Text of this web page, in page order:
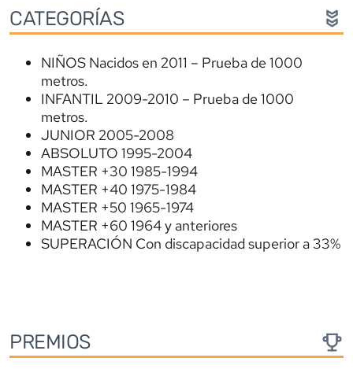
CATEGORÍAS
NIÑOS Nacidos en 2011 – Prueba de 1000
metros.
INFANTIL 2009-2010 – Prueba de 1000
metros.
JUNIOR 2005-2008
ABSOLUTO 1995-2004
MASTER +30 1985-1994
MASTER +40 1975-1984
MASTER +50 1965-1974
MASTER +60 1964 y anteriores
SUPERACIÓN Con discapacidad superior a 33%
PREMIOS